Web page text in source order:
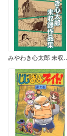
みやわき